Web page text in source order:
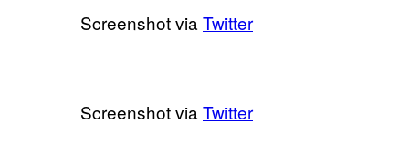
Screenshot via Twitter
Screenshot via Twitter